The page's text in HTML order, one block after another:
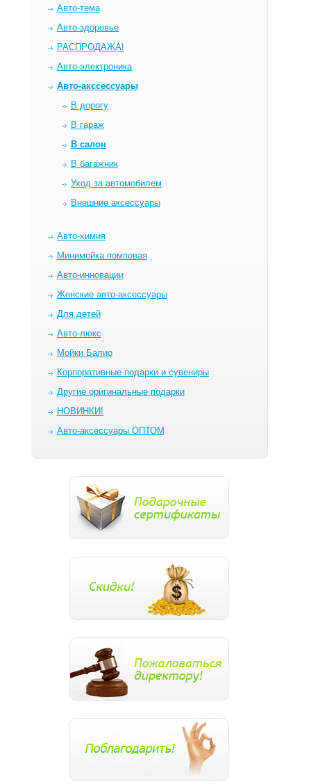
Авто-тема
Авто-здоровье
РАСПРОДАЖА!
Авто-электроника
Авто-акссессуары
В дорогу
В гараж
В салон
В багажник
Уход за автомобилем
Внешние аксессуары
Авто-химия
Минимойка помповая
Авто-инновации
Женские авто-аксессуары
Для детей
Авто-люкс
Мойки Балио
Корпоративные подарки и сувениры
Другие оригинальные подарки
НОВИНКИ!
Авто-аксессуары ОПТОМ